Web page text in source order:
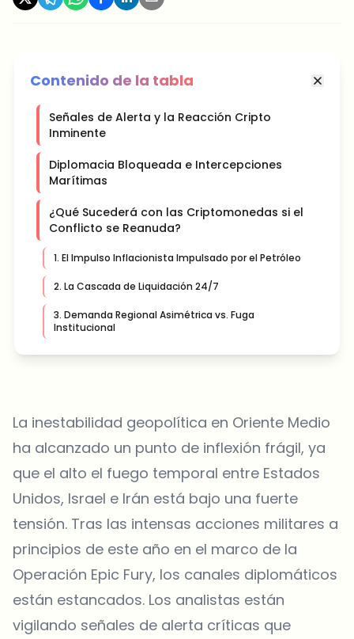
Contenido de la tabla
Señales de Alerta y la Reacción Cripto
Inminente
Diplomacia Bloqueada e Intercepciones
Marítimas
¿Qué Sucederá con las Criptomonedas si el
Conflicto se Reanuda?
1. El Impulso Inflacionista Impulsado por el Petróleo
2. La Cascada de Liquidación 24/7
3. Demanda Regional Asimétrica vs. Fuga
Institucional
La inestabilidad geopolítica en Oriente Medio
ha alcanzado un punto de inflexión frágil, ya
que el alto el fuego temporal entre Estados
Unidos, Israel e Irán está bajo una fuerte
tensión. Tras las intensas acciones militares a
principios de este año en el marco de la
Operación Epic Fury, los canales diplomáticos
están estancados. Los analistas están
vigilando señales de alerta críticas que